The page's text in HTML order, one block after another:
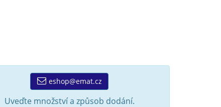
eshop@emat.cz
Uveďte množství a způsob dodání.